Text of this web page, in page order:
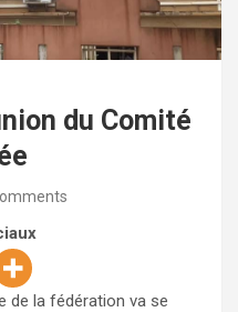
du Comité
de la fédération va se